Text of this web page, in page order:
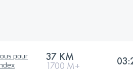
pour
37 KM
1700 M+